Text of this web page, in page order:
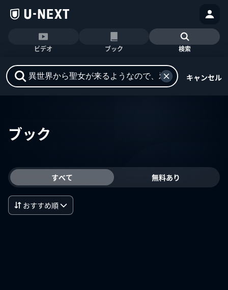
ビデオ ブック 検索
キャンセル
ブック
すべて 無料あり
おすすめ順